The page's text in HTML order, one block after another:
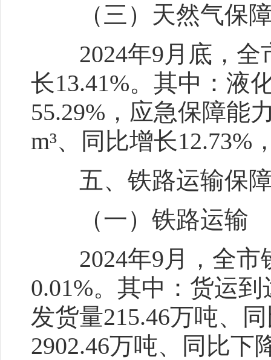
（三）天然气保
2024年9月底，全
长13.41%。其中：液
55.29%，应急保障能
m³、同比增长12.73%
五、铁路运输保
（一）铁路运输
2024年9月，全市
0.01%。其中：货运
发货量215.46万吨、
2902.46万吨、同比下